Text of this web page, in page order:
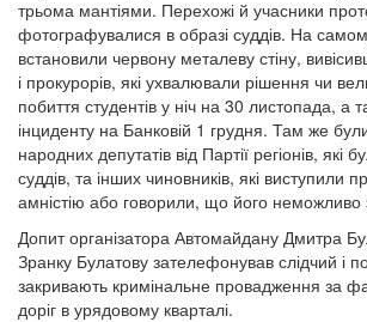
трьома мантіями. Перехожі й учасники
фотографувалися в образі суддів. На
встановили червону металеву стіну,
і прокурорів, які ухвалювали рішення чи
побиття студентів у ніч на 30 листопада, а
інциденту на Банковій 1 грудня. Там же
народних депутатів від Партії регіонів,
суддів, та інших чиновників, які виступили
амністію або говорили, що його неможливо
Допит організатора Автомайдану Дмитра
Зранку Булатову зателефонував слідчий і
закривають кримінальне провадження за
доріг в урядовому кварталі.